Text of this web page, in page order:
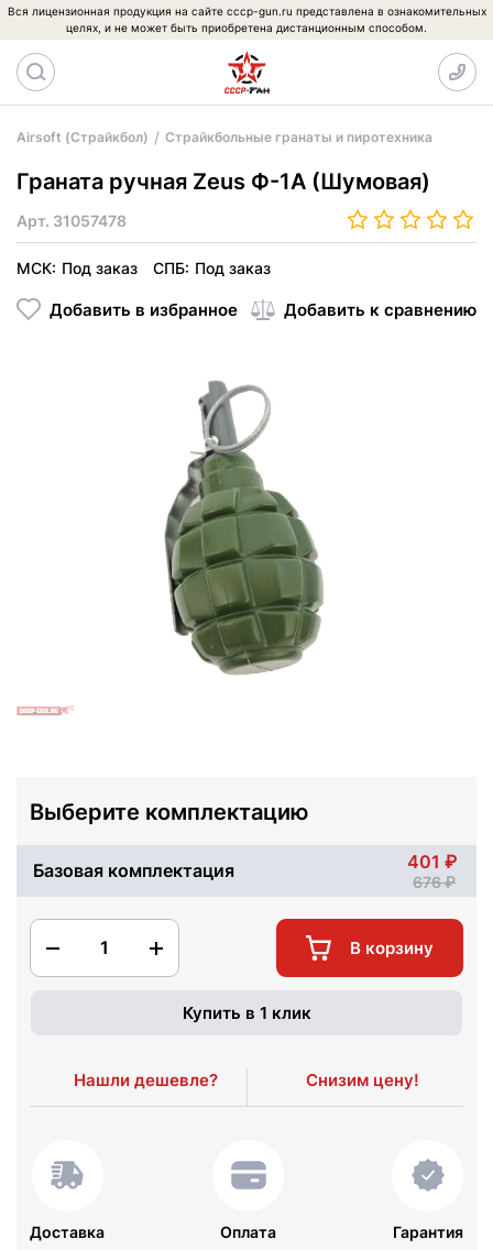
Вся лицензионная продукция на сайте cccp-gun.ru представлена в ознакомительных
целях, и не может быть приобретена дистанционным способом.
Airsoft (Страйкбол) Страйкбольные гранаты и пиротехника
Граната ручная Zeus Ф-1А (Шумовая)
Арт. 31057478
МСК: Под заказ СПБ: Под заказ
Добавить в избранное Добавить к сравнению
Выберите комплектацию
Базовая комплектация 401
676
1 В корзину
Купить в 1 клик
Нашли дешевле? Снизим цену!
Доставка Оплата Гарантия